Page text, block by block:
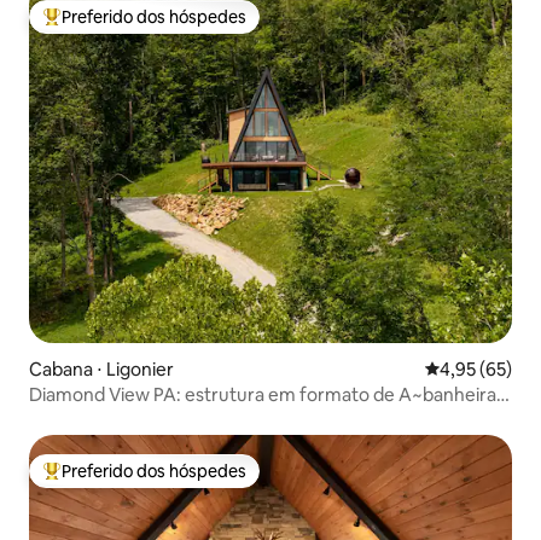
Entre os melhores preferidos dos hóspedes
Preferido dos hóspedes
Cabana ⋅ Ligonier 4,95 de uma
4,95 (65)
Diamond View PA: estrutura em formato de A~banheira
Entre os melhores preferidos dos hóspedes
Preferido dos hóspedes